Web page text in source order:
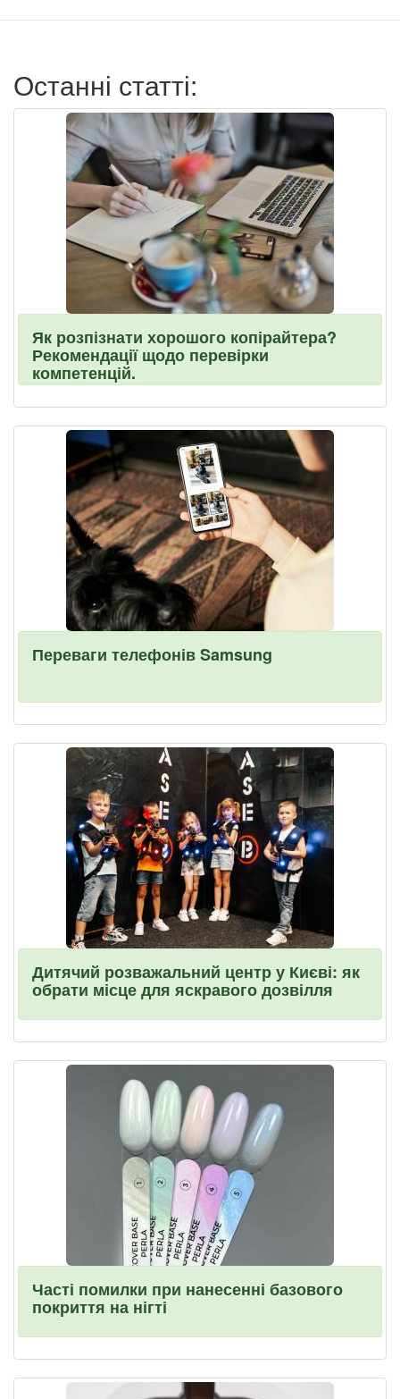
записи
Останні статті:
Як розпізнати хорошого копірайтера?
Рекомендації щодо перевірки
компетенцій.
Переваги телефонів Samsung
Дитячий розважальний центр у Києві: як
обрати місце для яскравого дозвілля
Часті помилки при нанесенні базового
покриття на нігті